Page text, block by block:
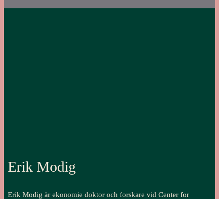
Erik Modig
Erik Modig är ekonomie doktor och forskare vid Center for